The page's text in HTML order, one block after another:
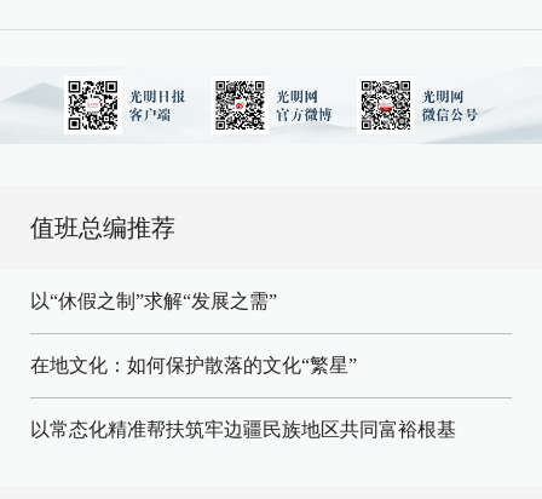
值班总编推荐
以“休假之制”求解“发展之需”
在地文化：如何保护散落的文化“繁星”
以常态化精准帮扶筑牢边疆民族地区共同富裕根基